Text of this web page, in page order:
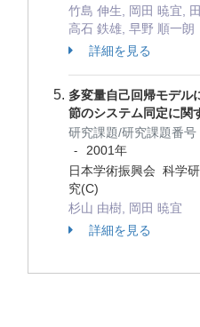
竹島 伸生, 岡田 暁宜,
高石 鉄雄, 早野 順一朗
詳細を見る
多変量自己回帰モデル
節のシステム同定に関
研究課題/研究課題番号
-
2001年
日本学術振興会 科学
究(C)
杉山 由樹, 岡田 暁宜
詳細を見る